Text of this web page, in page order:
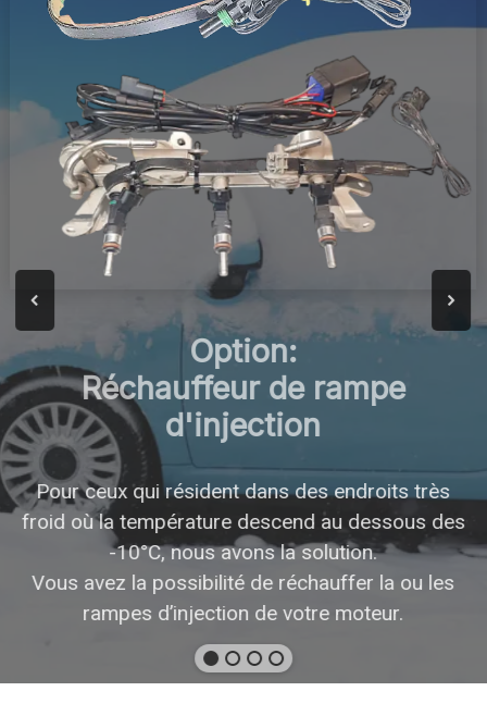
Option:
Réchauffeur de rampe
d'injection
Pour ceux qui résident dans des endroits très
froid où la température descend au dessous des
-10°C, nous avons la solution.
Vous avez la possibilité de réchauffer la ou les
rampes d’injection de votre moteur.